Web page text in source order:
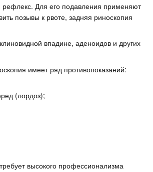
рефлекс. Для его подавления применяют
позывы к рвоте, задняя риноскопия
впадине, аденоидов и других
имеет ряд противопоказаний:
(лордоз);
высокого профессионализма